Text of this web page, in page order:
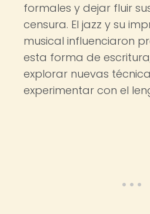
formales y dejar fluir
censura. El jazz y su
musical influenciaron
esta forma de
explorar nuevas
experimentar con el